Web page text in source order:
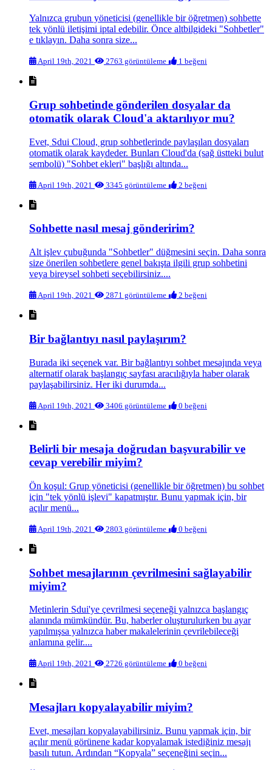
Yalnızca grubun yöneticisi (genellikle bir öğretmen) sohbette
tek yönlü iletişimi iptal edebilir. Önce altbilgideki "Sohbetler"
e tıklayın. Daha sonra size...
April 19th, 2021 2763 görüntüleme 1 beğeni
Grup sohbetinde gönderilen dosyalar da
otomatik olarak Cloud'a aktarılıyor mu?
Evet, Sdui Cloud, grup sohbetlerinde paylaşılan dosyaları
otomatik olarak kaydeder. Bunları Cloud'da (sağ üstteki bulut
sembolü) "Sohbet ekleri" başlığı altında...
April 19th, 2021 3345 görüntüleme 2 beğeni
Sohbette nasıl mesaj gönderirim?
Alt işlev çubuğunda "Sohbetler" düğmesini seçin. Daha sonra
size önerilen sohbetlere genel bakışta ilgili grup sohbetini
veya bireysel sohbeti seçebilirsiniz....
April 19th, 2021 2871 görüntüleme 2 beğeni
Bir bağlantıyı nasıl paylaşırım?
Burada iki seçenek var. Bir bağlantıyı sohbet mesajında veya
alternatif olarak başlangıç sayfası aracılığıyla haber olarak
paylaşabilirsiniz. Her iki durumda...
April 19th, 2021 3406 görüntüleme 0 beğeni
Belirli bir mesaja doğrudan başvurabilir ve
cevap verebilir miyim?
Ön koşul: Grup yöneticisi (genellikle bir öğretmen) bu sohbet
için "tek yönlü işlevi" kapatmıştır. Bunu yapmak için, bir
açılır menü...
April 19th, 2021 2803 görüntüleme 0 beğeni
Sohbet mesajlarının çevrilmesini sağlayabilir
miyim?
Metinlerin Sdui'ye çevrilmesi seçeneği yalnızca başlangıç
alanında mümkündür. Bu, haberler oluşturulurken bu ayar
yapılmışsa yalnızca haber makalelerinin çevrilebileceği
anlamına gelir....
April 19th, 2021 2726 görüntüleme 0 beğeni
Mesajları kopyalayabilir miyim?
Evet, mesajları kopyalayabilirsiniz. Bunu yapmak için, bir
açılır menü görünene kadar kopyalamak istediğiniz mesajı
basılı tutun. Ardından “Kopyala” seçeneğini seçin...